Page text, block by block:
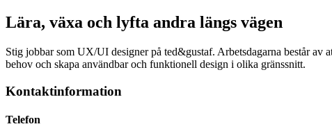
Lära, växa och lyfta andra längs vägen
Stig jobbar som UX/UI designer på ted&gustaf. Arbetsdagarna består av
behov och skapa användbar och funktionell design i olika gränssnitt.
Kontaktinformation
Telefon